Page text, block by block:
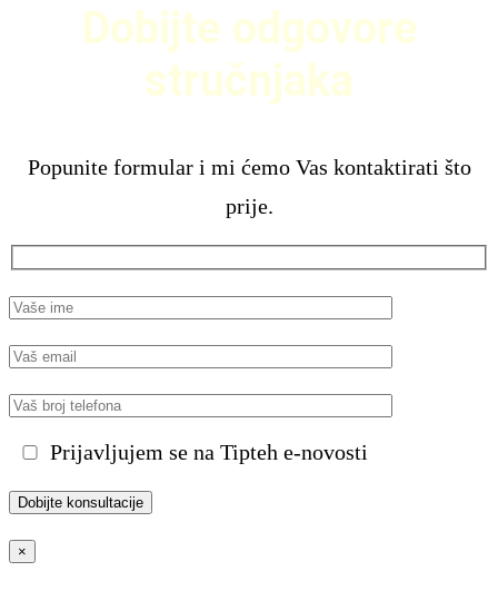
Dobijte odgovore
stručnjaka
Popunite formular i mi ćemo Vas kontaktirati što
prije.
Prijavljujem se na Tipteh e-novosti
×